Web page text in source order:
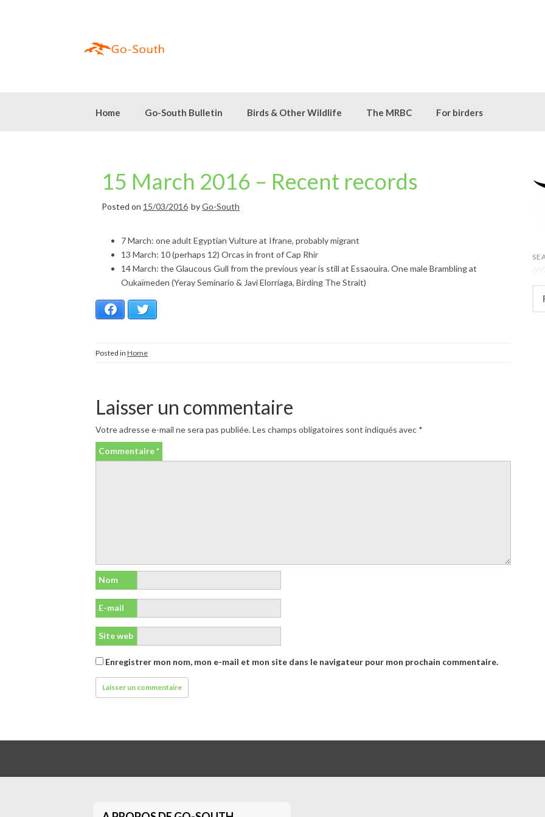
Home Go-South Bulletin Birds & Other Wildlife The MRBC For birders
15 March 2016 – Recent records
Posted on 15/03/2016 byGo-South
7 March: one adult Egyptian Vulture at Ifrane, probably migrant
13 March: 10 (perhaps 12) Orcas in front of Cap Rhir
14 March: the Glaucous Gull from the previous year is still at Essaouira. One male Brambling at
Oukaïmeden (Yeray Seminario & Javi Elorriaga, Birding The Strait)
Facebook
Posted in Home
Laisser un commentaire
Votre adresse e-mail ne sera pas publiée.Les champs obligatoires sont indiqués avec *
Commentaire*
Nom
E-mail
Site web
Enregistrer mon nom, mon e-mail et mon site dans le navigateur pour mon prochain commentaire.